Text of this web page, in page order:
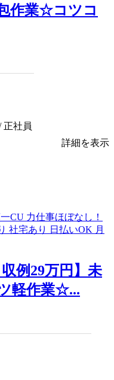
作業☆コツコ
正社員
詳細を表示
収例29万円】未
軽作業☆...